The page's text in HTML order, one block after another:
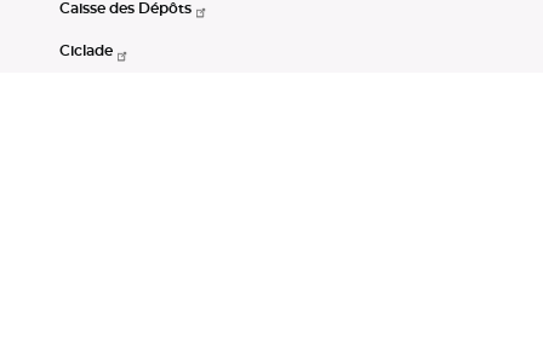
Caisse des Dépôts
Ciclade